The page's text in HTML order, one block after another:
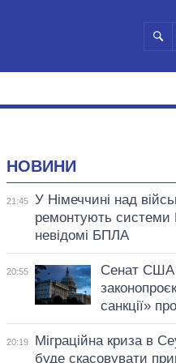
НОВИНИ
21:45
У Німеччині над
ремонтують системи
невідомі БПЛА
20:55
Сенат США
санкції»
20:19
Міграційна криза в
буде скасовувати